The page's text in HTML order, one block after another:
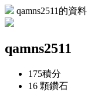
qamns2511的資料
qamns2511
175積分
16 顆鑽石